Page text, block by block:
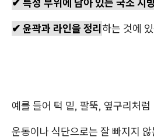
✔ 특정 부위에 남아 있는 국소 지
✔ 윤곽과 라인을 정리하는 것에
예를 들어 턱 밑, 팔뚝, 옆구리처럼
운동이나 식단으로는 잘 빠지지